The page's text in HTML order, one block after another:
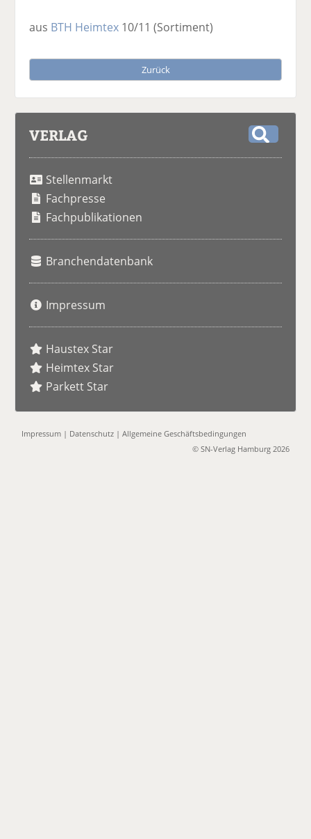
aus BTH Heimtex 10/11(Sortiment)
Zurück
VERLAG
Stellenmarkt
Fachpresse
Fachpublikationen
Branchendatenbank
Impressum
Haustex Star
Heimtex Star
Parkett Star
Impressum | Datenschutz |Allgemeine Geschäftsbedingungen
© SN-Verlag Hamburg 2026